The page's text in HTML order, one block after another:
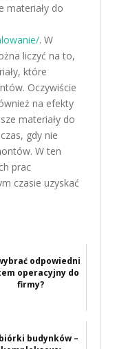
materiały do
. W
liczyć na to,
które
Oczywiście
na efekty
materiały do
gdy nie
W ten
prac
czasie uzyskać
odpowiedni
operacyjny do
firmy?
budynków –